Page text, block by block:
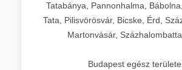
Tatabánya, Pannonhalma,
Tata, Pilisvörösvár, Bicske, Érd,
Martonvásár,
Budapest egész